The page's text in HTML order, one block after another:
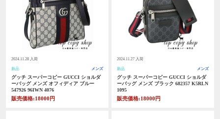
2024.11.28 入荷
新品 メンズ
グッチ スーパーコピー GUCCI ショルダ
ーバッグ メンズ オフィディア ブルー
547926 96IWN 4076
販売価格:18000円
2024.11.27 入荷
新品 メンズ
グッチ スーパーコピー GUCCI ショルダ
ーバッグ メンズ ブラック 682357 K5RLN
1095
販売価格:18000円